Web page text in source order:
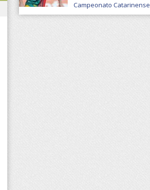
Campeonato Catarinense